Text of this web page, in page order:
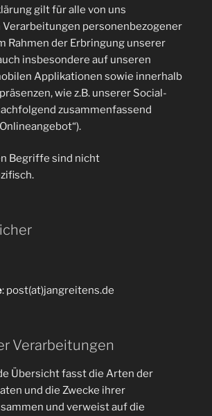
gilt für alle von uns
personenbezogener
Rahmen der Erbringung unserer
insbesondere auf unseren
Applikationen sowie innerhalb
wie z.B. unserer Social-
zusammenfassend
Begriffe sind nicht
: post(at)jangreitens.de
Verarbeitungen
Übersicht fasst die Arten der
und die Zwecke ihrer
und verweist auf die